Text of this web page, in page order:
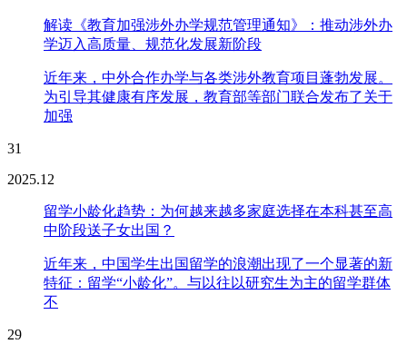
解读《教育加强涉外办学规范管理通知》：推动涉外办
学迈入高质量、规范化发展新阶段
近年来，中外合作办学与各类涉外教育项目蓬勃发展。
为引导其健康有序发展，教育部等部门联合发布了关于
加强
31
2025.12
留学小龄化趋势：为何越来越多家庭选择在本科甚至高
中阶段送子女出国？
近年来，中国学生出国留学的浪潮出现了一个显著的新
特征：留学“小龄化”。与以往以研究生为主的留学群体
不
29